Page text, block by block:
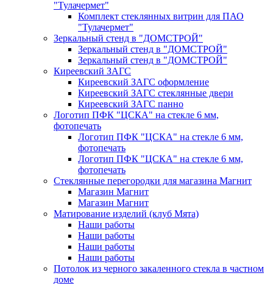
"Тулачермет"
Комплект стеклянных витрин для ПАО
"Тулачермет"
Зеркальный стенд в "ДОМСТРОЙ"
Зеркальный стенд в "ДОМСТРОЙ"
Зеркальный стенд в "ДОМСТРОЙ"
Киреевский ЗАГС
Киреевский ЗАГС оформление
Киреевский ЗАГС стеклянные двери
Киреевский ЗАГС панно
Логотип ПФК "ЦСКА" на стекле 6 мм,
фотопечать
Логотип ПФК "ЦСКА" на стекле 6 мм,
фотопечать
Логотип ПФК "ЦСКА" на стекле 6 мм,
фотопечать
Стеклянные перегородки для магазина Магнит
Магазин Магнит
Магазин Магнит
Матирование изделий (клуб Мята)
Наши работы
Наши работы
Наши работы
Наши работы
Потолок из черного закаленного стекла в частном
доме